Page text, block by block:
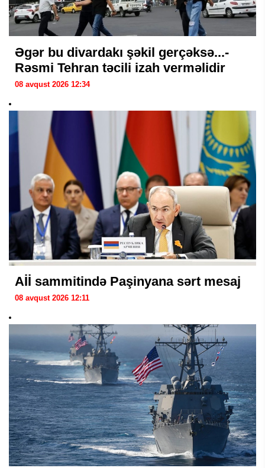
Əgər bu divardakı şəkil gerçəksə...-
Rəsmi Tehran təcili izah verməlidir
08 avqust 2026 12:34
Aİİ sammitində Paşinyana sərt mesaj
08 avqust 2026 12:11